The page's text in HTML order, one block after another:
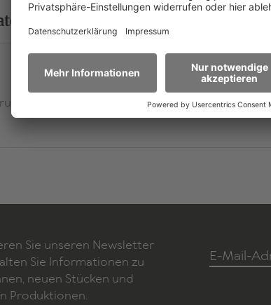
eine Freundschaft, die mutig
Erwachsenen klar wird, dass
Next Liberty Graz (Regie: Helge Stradner)
Sie unseren Newsletter
Sie Informationen zu
neuen Stücken und
Produktionen.
E-Mail-